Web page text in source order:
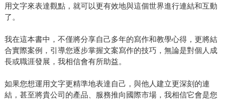
用文字來表達觀點，就可以更有效地與這個世界進行連結和互動
了。
我在這本書中，不僅將分享自己多年的寫作和教學心得，更將結
合實際案例，引導您逐步掌握文案寫作的技巧，無論是對個人成
長或職涯發展，我相信會有所助益。
如果您想運用文字更精準地表達自己，與他人建立更深刻的連
結，甚至將貴公司的產品、服務推向國際市場，我相信它會是您